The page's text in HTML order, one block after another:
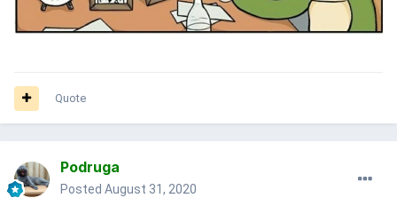
Quote
Podruga
Posted August 31, 2020